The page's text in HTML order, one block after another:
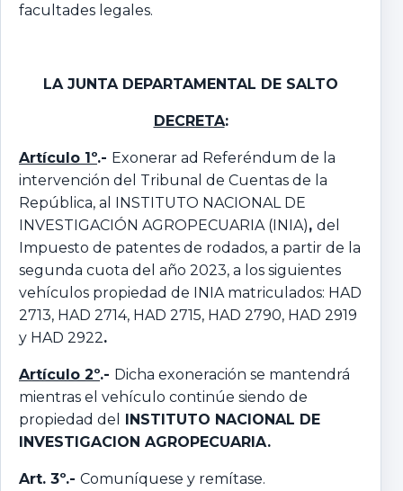
facultades legales.
LA JUNTA DEPARTAMENTAL DE SALTO
DECRETA:
Artículo 1º.- Exonerar ad Referéndum de la
intervención del Tribunal de Cuentas de la
República, al INSTITUTO NACIONAL DE
INVESTIGACIÓN AGROPECUARIA (INIA), del
Impuesto de patentes de rodados, a partir de la
segunda cuota del año 2023, a los siguientes
vehículos propiedad de INIA matriculados: HAD
2713, HAD 2714, HAD 2715, HAD 2790, HAD 2919
y HAD 2922.
Artículo 2º.- Dicha exoneración se mantendrá
mientras el vehículo continúe siendo de
propiedad del
INSTITUTO NACIONAL DE
INVESTIGACION AGROPECUARIA.
Art. 3º.- Comuníquese y remítase.